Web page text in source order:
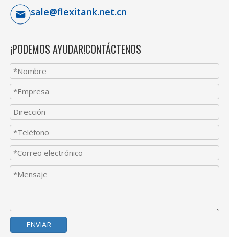
sale@flexitank.net.cn
¡PODEMOS AYUDAR!CONTÁCTENOS
ENVIAR